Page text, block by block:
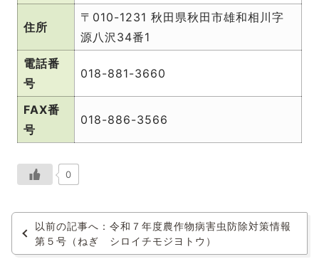
住所
〒010-1231 秋田県秋田市雄和相川字
源八沢34番1
電話番
号
018-881-3660
FAX番
号
018-886-3566
0
以前の記事へ：令和７年度農作物病害虫防除対策情報
第５号（ねぎ シロイチモジヨトウ）